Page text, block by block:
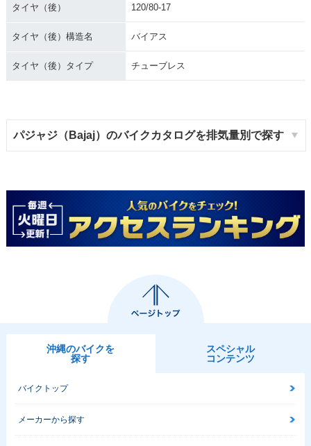
タイヤ（後） 120/80-17
タイヤ（後）構造名 バイアス
タイヤ（後）タイプ チューブレス
パジャジ（Bajaj）のバイクカタログを排気量別で探す
沖縄のバイクを
探す
スペシャル
コンテンツ
バイクトップ
メーカーから探す